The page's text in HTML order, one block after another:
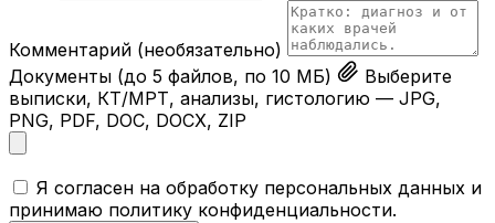
Комментарий (необязательно)
Документы (до 5 файлов, по 10 МБ)
Выберите
выписки, КТ/МРТ, анализы, гистологию — JPG,
PNG, PDF, DOC, DOCX, ZIP
Я согласен на обработку персональных данных и
принимаю политику конфиденциальности.